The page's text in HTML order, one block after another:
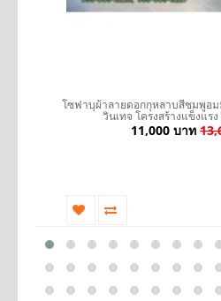
โซฟาบุผ้าลายดอกกุหลาบสีชมพูอม
วินเทจ โครงสร้างแข็งแร
11,000 บาท